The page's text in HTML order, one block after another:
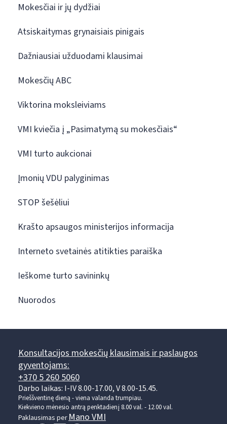
Mokesčiai ir jų dydžiai
Atsiskaitymas grynaisiais pinigais
Dažniausiai užduodami klausimai
Mokesčių ABC
Viktorina moksleiviams
VMI kviečia į „Pasimatymą su mokesčiais“
VMI turto aukcionai
Įmonių VDU palyginimas
STOP šešėliui
Krašto apsaugos ministerijos informacija
Interneto svetainės atitikties paraiška
Ieškome turto savininkų
Nuorodos
Konsultacijos mokesčių klausimais ir paslaugos
gyventojams:
+370 5 260 5060
Darbo laikas: I-IV 8.00-17.00, V 8.00-15.45.
Prieššventinę dieną - viena valanda trumpiau.
Kiekvieno mėnesio antrą penktadienį 8.00 val. - 12.00 val.
Paklausimas per Mano VMI